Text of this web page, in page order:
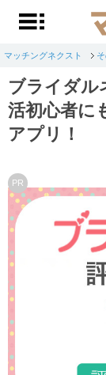
マッチングネクスト
ブライダル
活初心者に
アプリ！
PR